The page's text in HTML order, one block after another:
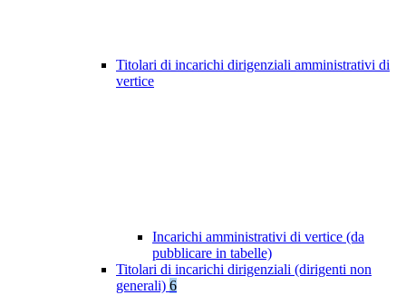
Titolari di incarichi dirigenziali amministrativi di
vertice
Incarichi amministrativi di vertice (da
pubblicare in tabelle)
Titolari di incarichi dirigenziali (dirigenti non
generali) 6